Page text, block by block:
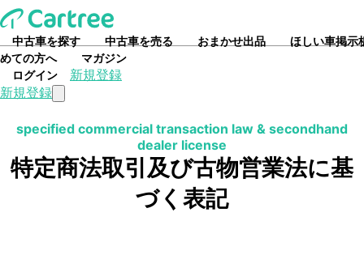
中古車を探す 中古車を売る おまかせ出品
ほしい車掲示
めての方へ
マガジン
ログイン
新規登録
新規登録
specified commercial transaction law & secondhand
dealer license
特定商法取引及び古物営業法に基
づく表記